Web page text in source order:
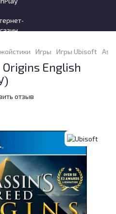
Игры Игры Ubisoft
Origins English
отзыв